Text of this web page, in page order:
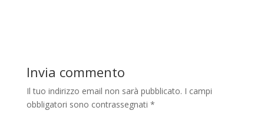
Invia commento
Il tuo indirizzo email non sarà pubblicato. I campi
obbligatori sono contrassegnati *